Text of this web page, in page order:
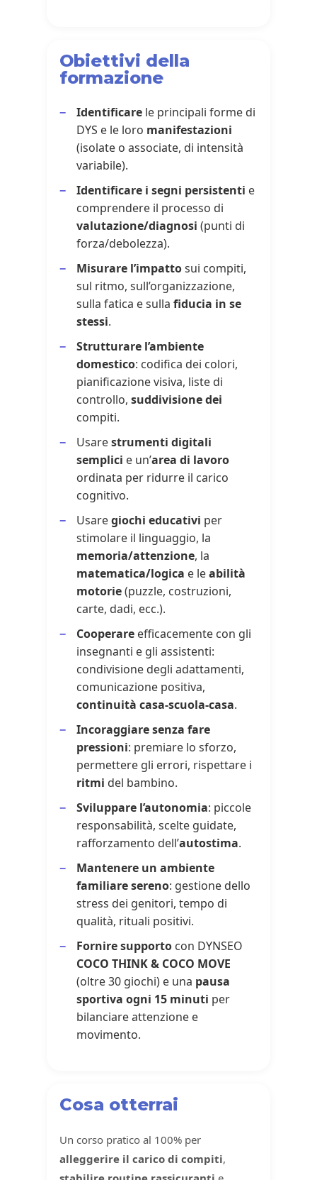
Obiettivi della
formazione
Identificare le principali forme di
DYS e le loro manifestazioni
(isolate o associate, di intensità
variabile).
Identificare i segni persistenti e
comprendere il processo di
valutazione/diagnosi (punti di
forza/debolezza).
Misurare l’impattosui compiti,
sul ritmo, sull’organizzazione,
sulla fatica e sullafiducia in se
stessi.
Strutturare l’ambiente
domestico: codifica dei colori,
pianificazione visiva, liste di
controllo,suddivisione dei
compiti.
Usarestrumenti digitali
semplici e un’area di lavoro
ordinata per ridurre il carico
cognitivo.
Usaregiochi educativi per
stimolare il linguaggio, la
memoria/attenzione, la
matematica/logica e leabilità
motorie(puzzle, costruzioni,
carte, dadi, ecc.).
Cooperare efficacemente con gli
insegnanti e gli assistenti:
condivisione degli adattamenti,
comunicazione positiva,
continuità casa-scuola-casa.
Incoraggiare senza fare
pressioni: premiare lo sforzo,
permettere gli errori, rispettare i
ritmi del bambino.
Sviluppare l’autonomia: piccole
responsabilità, scelte guidate,
rafforzamento dell’autostima.
Mantenere un ambiente
familiare sereno: gestione dello
stress dei genitori, tempo di
qualità, rituali positivi.
Fornire supporto con DYNSEO
COCO THINK & COCO MOVE
(oltre 30 giochi) e una pausa
sportiva ogni 15 minuti per
bilanciare attenzione e
movimento.
Cosa otterrai
Un corso pratico al 100% per
alleggerire il carico di compiti,